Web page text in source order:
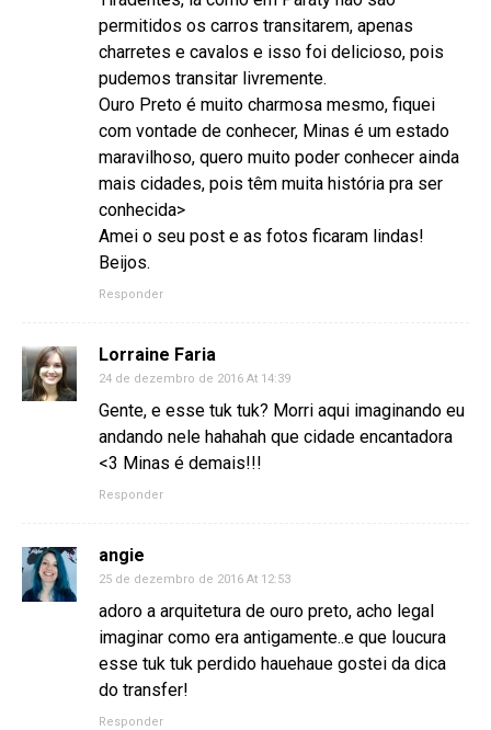
permitidos os carros transitarem, apenas
charretes e cavalos e isso foi delicioso, pois
pudemos transitar livremente.
Ouro Preto é muito charmosa mesmo, fiquei
com vontade de conhecer, Minas é um estado
maravilhoso, quero muito poder conhecer ainda
mais cidades, pois têm muita história pra ser
conhecida>
Amei o seu post e as fotos ficaram lindas!
Beijos.
Responder
Lorraine Faria
24 de dezembro de 2016 At 14:39
Gente, e esse tuk tuk? Morri aqui imaginando eu
andando nele hahahah que cidade encantadora
<3 Minas é demais!!!
Responder
angie
25 de dezembro de 2016 At 12:53
adoro a arquitetura de ouro preto, acho legal
imaginar como era antigamente..e que loucura
esse tuk tuk perdido hauehaue gostei da dica
do transfer!
Responder